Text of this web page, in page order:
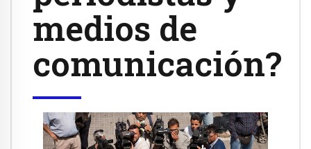
medios de
comunicación?